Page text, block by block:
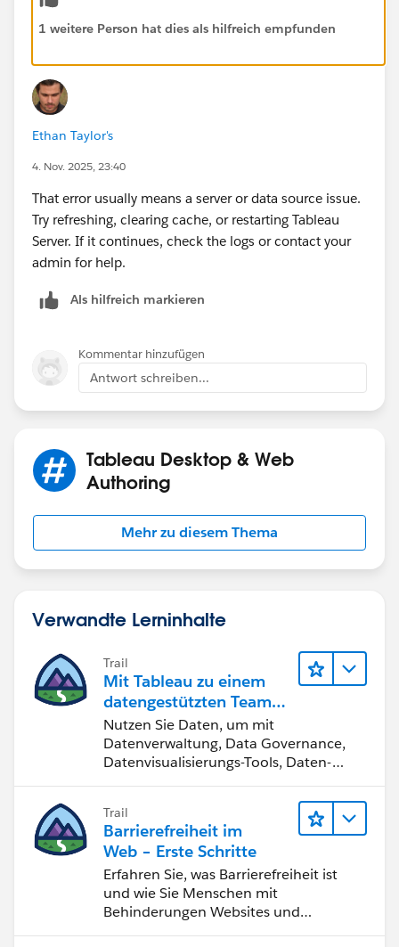
1 weitere Person hat dies als hilfreich empfunden
Ethan Taylor's
4. Nov. 2025, 23:40
That error usually means a server or data source issue.
Try refreshing, clearing cache, or restarting Tableau
Server. If it continues, check the logs or contact your
admin for help.
Als hilfreich markieren
Kommentar hinzufügen
Antwort schreiben...
Tableau Desktop & Web
Authoring
Mehr zu diesem Thema
Verwandte Lerninhalte
Trail
Mit Tableau zu einem
datengestützten Team
werden
Nutzen Sie Daten, um mit
Datenverwaltung, Data Governance,
Datenvisualisierungs-Tools, Daten-
bessere Geschäftsergebnisse zu
erzielen.
Trail
Barrierefreiheit im
Web – Erste Schritte
Erfahren Sie, was Barrierefreiheit ist
und wie Sie Menschen mit
Behinderungen Websites und